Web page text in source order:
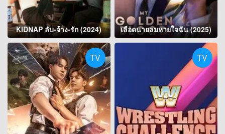
KIDNAP ลับ-จ้าง-รัก (2024) เลือดนายลมหายใจฉัน (2025)
TV TV